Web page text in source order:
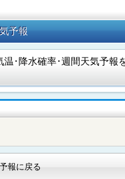
予報
･降水確率･週間天気予報
報に戻る